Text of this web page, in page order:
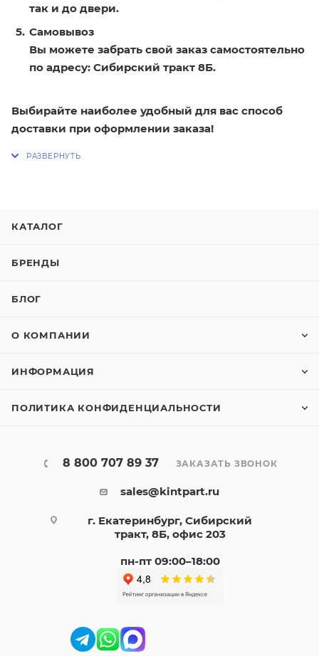
так и до двери.
Самовывоз
Вы можете забрать свой заказ самостоятельно
по адресу: Сибирский тракт 8Б.
Выбирайте наиболее удобный для вас способ
доставки при оформлении заказа!
КАТАЛОГ
БРЕНДЫ
БЛОГ
О КОМПАНИИ
ИНФОРМАЦИЯ
ПОЛИТИКА КОНФИДЕНЦИАЛЬНОСТИ
8 800 707 89 37 ЗАКАЗАТЬ ЗВОНОК
sales@kintpart.ru
г. Екатеринбург, Сибирский
тракт, 8Б, офис 203
пн-пт 09:00–18:00